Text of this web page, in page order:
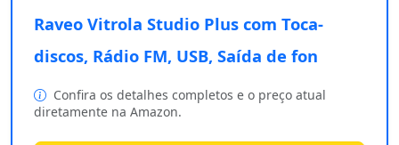
Raveo Vitrola Studio Plus com Toca-
discos, Rádio FM, USB, Saída de fon
Confira os detalhes completos e o preço atual
diretamente na Amazon.